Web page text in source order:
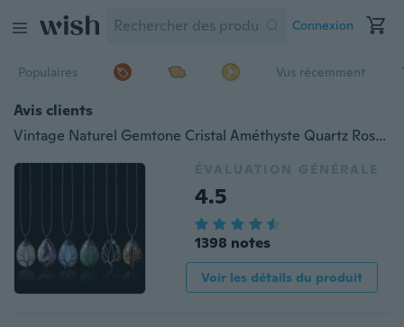
Connexion
Populaires Vus récemment
Avis clients
Vintage Naturel Gemtone Cristal Améthyste Quartz Rose Oeil De Tigre Pierre Goutte D'eau Arbre de Vie Pendentif Collier pour Femmes Hommes Bijoux
ÉVALUATION GÉNÉRALE
4.5
1398 notes
Voir les détails du produit